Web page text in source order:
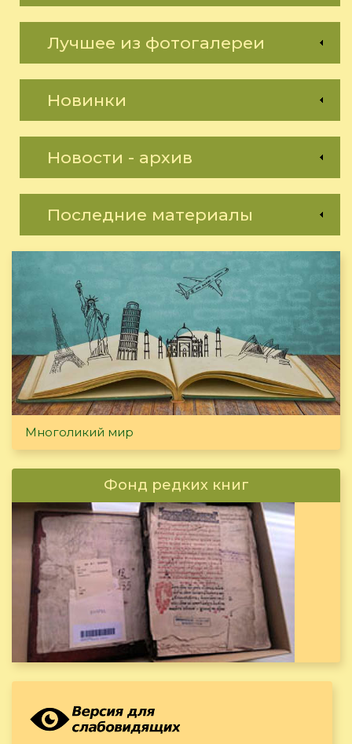
Лучшее из фотогалереи
Новинки
Новости - архив
Последние материалы
Многоликий мир
Фонд редких книг